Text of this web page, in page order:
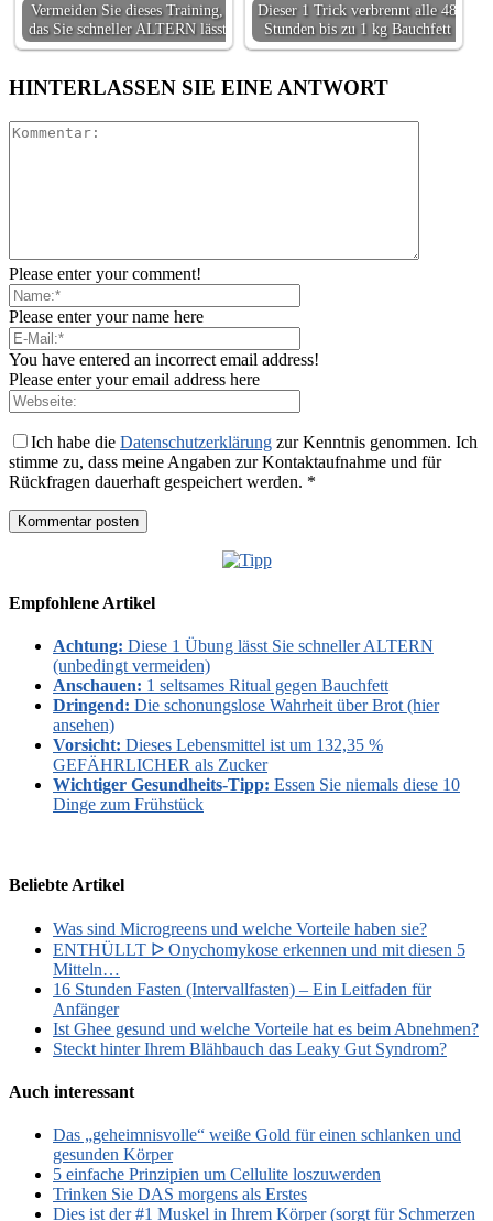
Vermeiden Sie dieses Training,
das Sie schneller ALTERN lässt
Dieser 1 Trick verbrennt alle 48
Stunden bis zu 1 kg Bauchfett
HINTERLASSEN SIE EINE ANTWORT
Please enter your comment!
Please enter your name here
You have entered an incorrect email address!
Please enter your email address here
Ich habe die Datenschutzerklärung zur Kenntnis genommen. Ich
stimme zu, dass meine Angaben zur Kontaktaufnahme und für
Rückfragen dauerhaft gespeichert werden. *
Empfohlene Artikel
Achtung: Diese 1 Übung lässt Sie schneller ALTERN
(unbedingt vermeiden)
Anschauen: 1 seltsames Ritual gegen Bauchfett
Dringend: Die schonungslose Wahrheit über Brot (hier
ansehen)
Vorsicht: Dieses Lebensmittel ist um 132,35 %
GEFÄHRLICHER als Zucker
Wichtiger Gesundheits-Tipp: Essen Sie niemals diese 10
Dinge zum Frühstück
Beliebte Artikel
Was sind Microgreens und welche Vorteile haben sie?
ENTHÜLLT ᐅ Onychomykose erkennen und mit diesen 5
Mitteln…
16 Stunden Fasten (Intervallfasten) – Ein Leitfaden für
Anfänger
Ist Ghee gesund und welche Vorteile hat es beim Abnehmen?
Steckt hinter Ihrem Blähbauch das Leaky Gut Syndrom?
Auch interessant
Das „geheimnisvolle“ weiße Gold für einen schlanken und
gesunden Körper
5 einfache Prinzipien um Cellulite loszuwerden
Trinken Sie DAS morgens als Erstes
Dies ist der #1 Muskel in Ihrem Körper (sorgt für Schmerzen